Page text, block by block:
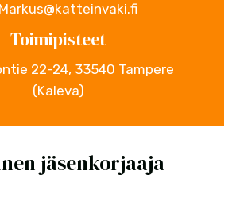
Markus@katteinvaki.fi
Toimipisteet
22-24, 33540 Tampere
(Kaleva)
jäsenkorjaaja